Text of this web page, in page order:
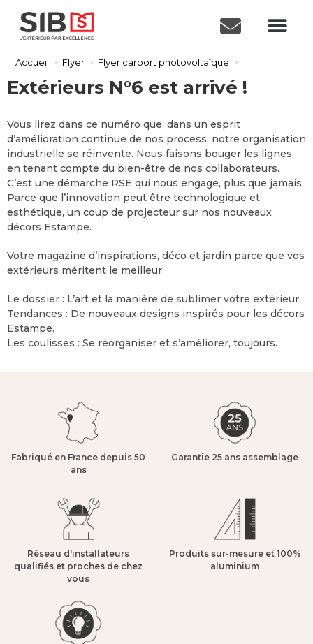
Accueil > Flyer > Flyer carport photovoltaïque >
Extérieurs N°6 est arrivé !
Vous lirez dans ce numéro que, dans un esprit
d’amélioration continue de nos process, notre organisation
industrielle se réinvente. Nous faisons bouger les lignes,
en tenant compte du bien-être de nos collaborateurs.
C’est une démarche RSE qui nous engage, plus que jamais.
Parce que l’innovation peut être technologique et
esthétique, un coup de projecteur sur nos nouveaux
décors Estampe.
Votre magazine d’inspirations, déco et jardin parce que vos
extérieurs méritent le meilleur.
Le dossier : L’art et la manière de sublimer votre extérieur.
Tendances : De nouveaux designs inspirés pour les décors
Estampe.
Les coulisses : Se réorganiser et s’améliorer, toujours.
Fabriqué en France depuis 50
ans​
Garantie 25 ans assemblage​
Réseau d'installateurs
qualifiés et proches de chez
vous​
Produits sur-mesure et 100%
aluminium​